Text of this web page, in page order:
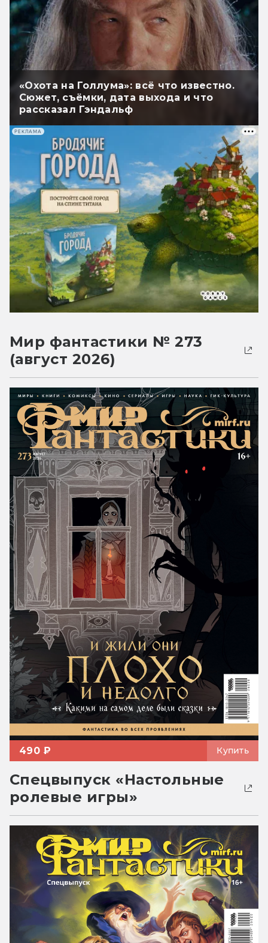
«Охота на Голлума»: всё что известно.
Сюжет, съёмки, дата выхода и что
рассказал Гэндальф
РЕКЛАМА
Мир фантастики № 273
(август 2026)
490 ₽ Купить
Спецвыпуск «Настольные
ролевые игры»